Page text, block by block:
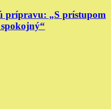
prípravu: „S prístupom